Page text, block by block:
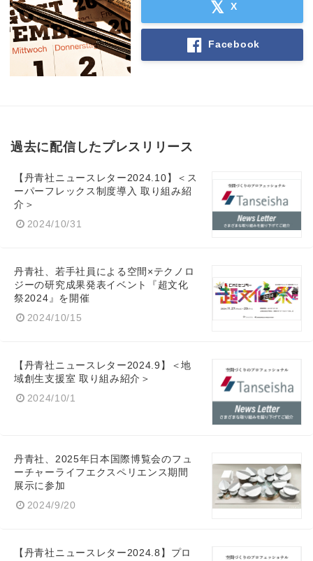
X
Facebook
過去に配信したプレスリリース
【丹青社ニュースレター2024.10】＜ス
ーパーフレックス制度導入 取り組み紹
介＞
2024/10/31
丹青社、若手社員による空間×テクノロ
ジーの研究成果発表イベント『超文化
祭2024』を開催
2024/10/15
【丹青社ニュースレター2024.9】＜地
域創生支援室 取り組み紹介＞
2024/10/1
丹青社、2025年日本国際博覧会のフュ
ーチャーライフエクスペリエンス期間
展示に参加
2024/9/20
【丹青社ニュースレター2024.8】プロ